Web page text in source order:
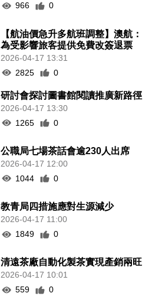
966
0
【航油價急升多航班調整】澳航：
為受影響旅客提供免費改簽退票
2026-04-17 13:31
2825
0
研討會探討圖書館閱讀推廣新路徑
2026-04-17 13:30
1265
0
公職局七場茶話會逾230人出席
2026-04-17 12:00
1044
0
教青局四措施應對生源減少
2026-04-17 11:00
1849
0
清遠茶廠自動化製茶實現產銷兩旺
2026-04-17 10:01
559
0